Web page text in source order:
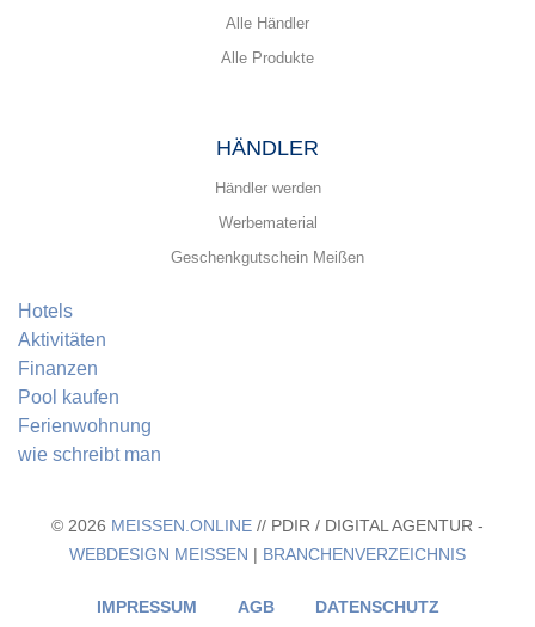
Alle Händler
Alle Produkte
HÄNDLER
Händler werden
Werbematerial
Geschenkgutschein Meißen
Hotels
Aktivitäten
Finanzen
Pool kaufen
Ferienwohnung
wie schreibt man
© 2026 MEISSEN.ONLINE // PDIR / DIGITAL AGENTUR -
WEBDESIGN MEISSEN
| BRANCHENVERZEICHNIS
IMPRESSUM AGB DATENSCHUTZ